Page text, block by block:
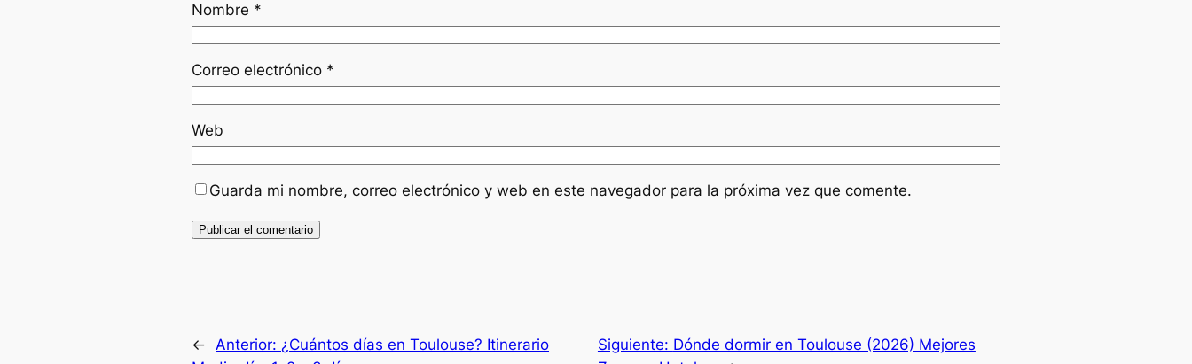
Nombre *
Correo electrónico *
Web
Guarda mi nombre, correo electrónico y web en este navegador para la próxima vez que comente.
← Anterior: ¿Cuántos días en Toulouse? Itinerario
Siguiente: Dónde dormir en Toulouse (2026) Mejores